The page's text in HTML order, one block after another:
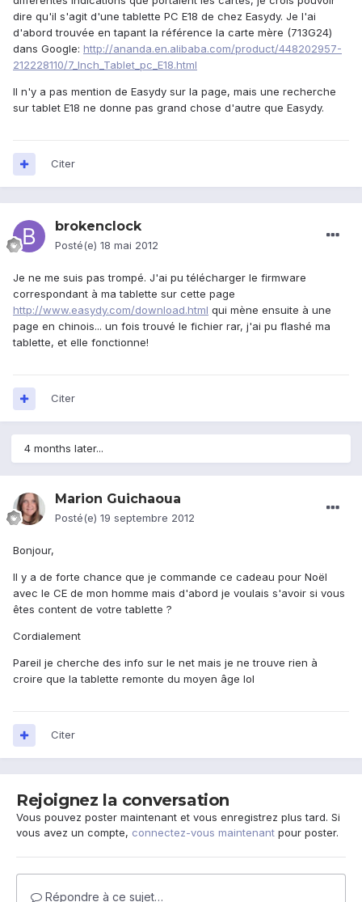
dire qu'il s'agit d'une tablette PC E18 de chez Easydy. Je l'ai
d'abord trouvée en tapant la référence la carte mère (713G24)
dans Google: http://ananda.en.alibaba.com/product/448202957-
212228110/7_Inch_Tablet_pc_E18.html
Il n'y a pas mention de Easydy sur la page, mais une recherche
sur tablet E18 ne donne pas grand chose d'autre que Easydy.
Citer
brokenclock
Posté(e) 18 mai 2012
Je ne me suis pas trompé. J'ai pu télécharger le firmware
correspondant à ma tablette sur cette page
http://www.easydy.com/download.html qui mène ensuite à une
page en chinois... un fois trouvé le fichier rar, j'ai pu flashé ma
tablette, et elle fonctionne!
Citer
4 months later...
Marion Guichaoua
Posté(e) 19 septembre 2012
Bonjour,
Il y a de forte chance que je commande ce cadeau pour Noël
avec le CE de mon homme mais d'abord je voulais s'avoir si vous
êtes content de votre tablette ?
Cordialement
Pareil je cherche des info sur le net mais je ne trouve rien à
croire que la tablette remonte du moyen âge lol
Citer
Rejoignez la conversation
Vous pouvez poster maintenant et vous enregistrez plus tard. Si
vous avez un compte, connectez-vous maintenant pour poster.
Répondre à ce sujet…